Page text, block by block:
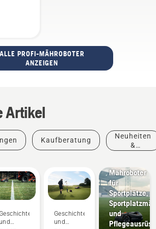
ALLE PROFI-MÄHROBOTER
ANZEIGEN
Artikel
Kaufberatung
Neuheiten
&
Geschichten
und
Mähroboter
für
Sportplätze,
und
Neuheiten